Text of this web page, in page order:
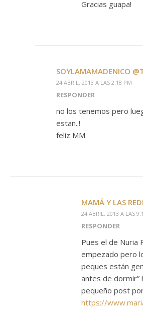
Gracias guapa!
SOYLAMAMADENICO
24 ABRIL, 2013 A LAS 2:18 PM
RESPONDER
no los tenemos pero
estan..!
feliz MM
MAMÁ Y LAS
24 ABRIL, 2013 A LAS
RESPONDER
Pues el de Nuria
empezado pero
peques están
antes de dormir”
pequeño post
https://